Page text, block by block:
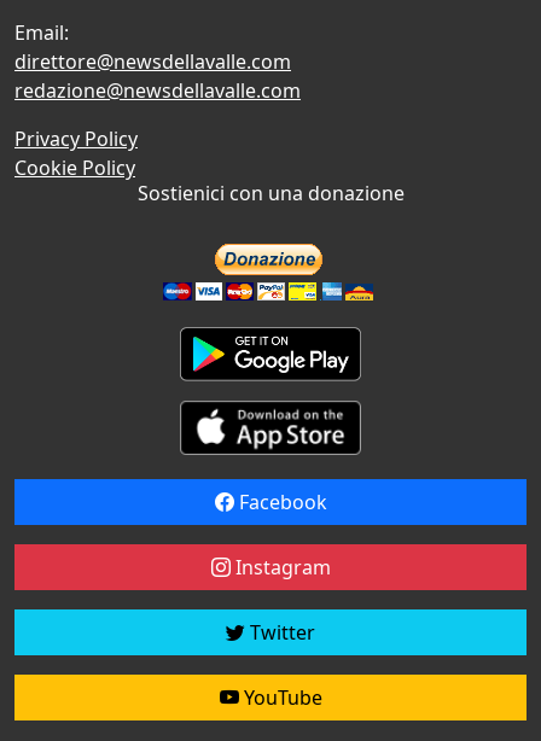
Email:
direttore@newsdellavalle.com
redazione@newsdellavalle.com
Privacy Policy
Cookie Policy
Sostienici con una donazione
Facebook
Instagram
Twitter
YouTube